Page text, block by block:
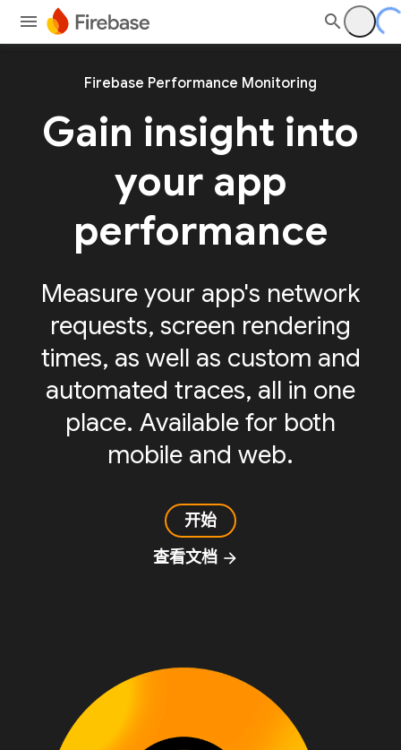
Firebase Performance Monitoring
Gain insight into
your app
performance
Measure your app's network
requests, screen rendering
times, as well as custom and
automated traces, all in one
place. Available for both
mobile and web.
开始
查看文档 arrow_forward